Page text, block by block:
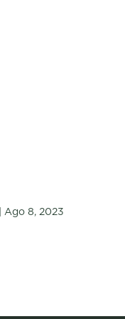
|Ago 8, 2023